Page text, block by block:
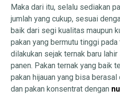
Maka dari itu, selalu sediakan
jumlah yang cukup, sesuai
baik dari segi kualitas maupun
pakan yang bermutu tinggi
dilakukan sejak ternak baru
panen. Pakan ternak yang baik
pakan hijauan yang bisa
dan pakan konsentrat dengan